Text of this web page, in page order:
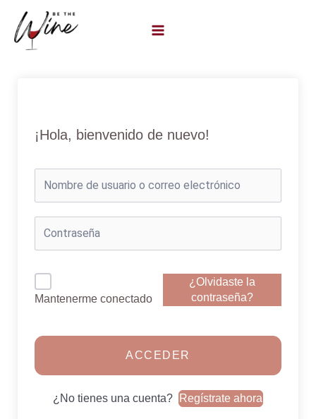
contenido
¡Hola, bienvenido de nuevo!
Mantenerme conectado
¿Olvidaste la
contraseña?
ACCEDER
¿No tienes una cuenta? Regístrate ahora